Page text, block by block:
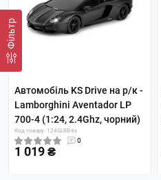
Автомобіль KS Drive на р/к -
Lamborghini Aventador LP
700-4 (1:24, 2.4Ghz, чорний)
Код товару: 124GLBB-ks
0
1 019 ₴
Фільтр